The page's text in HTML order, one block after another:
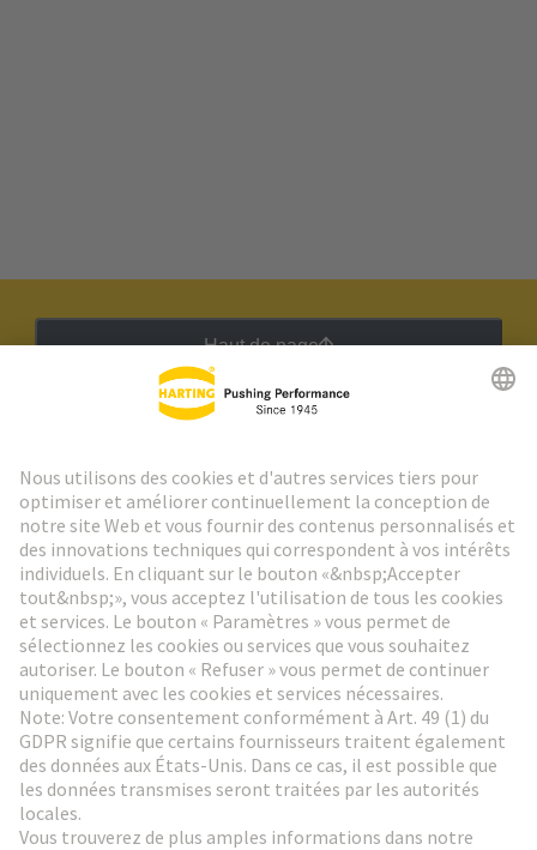
Haut de page
Aller à l'inscription
Social Media